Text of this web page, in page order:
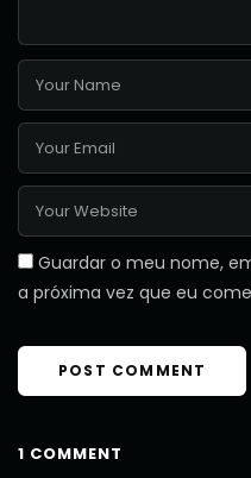
Guardar o meu nome,
a próxima vez que eu
1 COMMENT